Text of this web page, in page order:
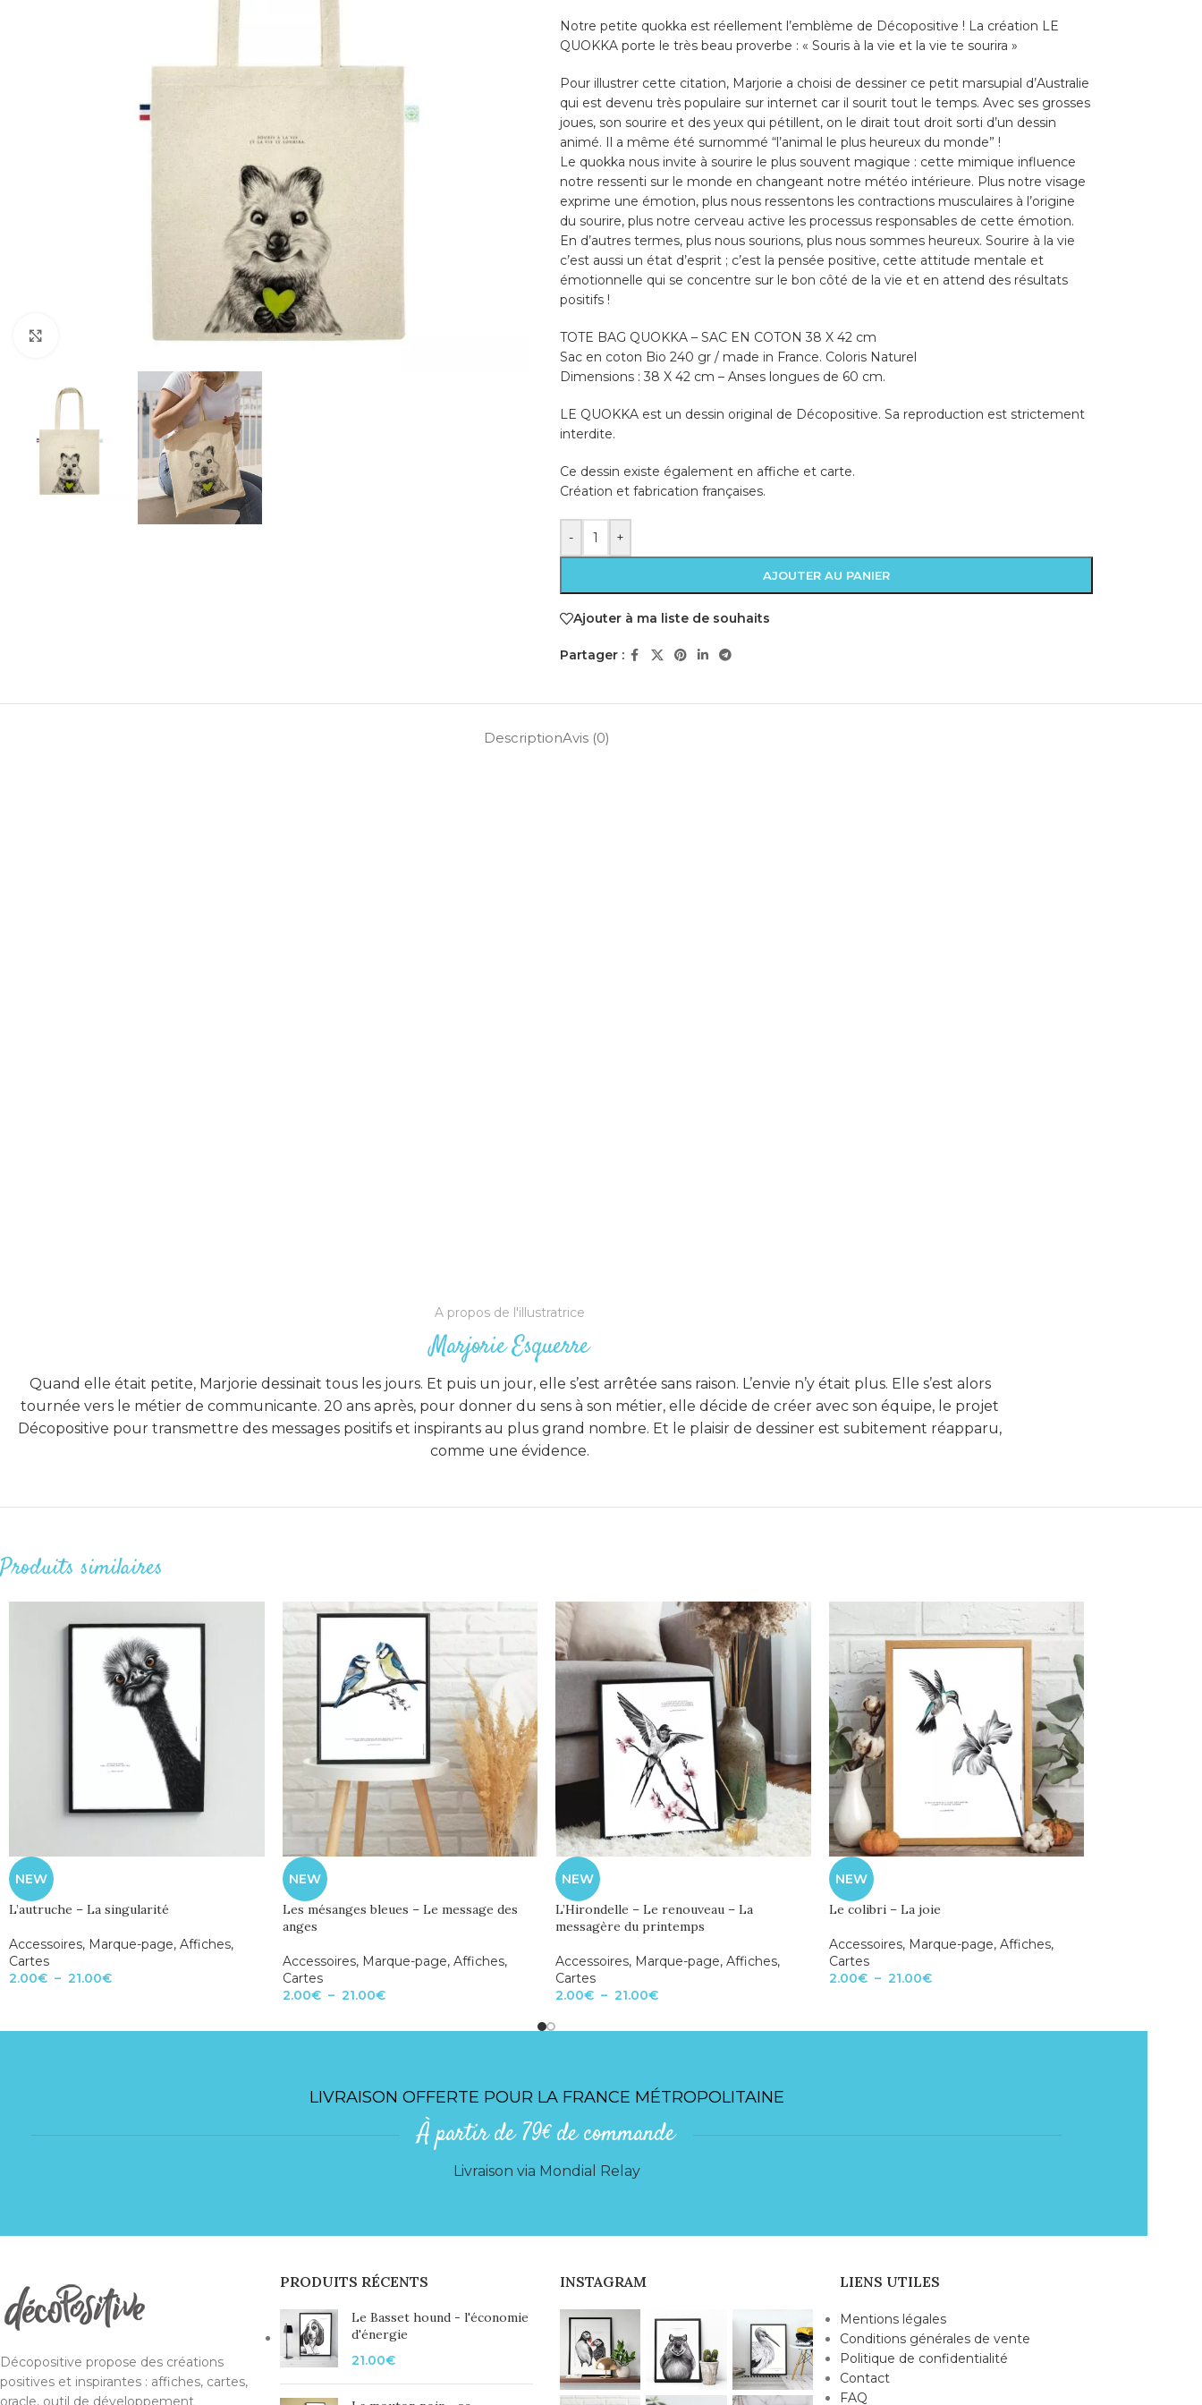
Notre petite quokka est réellement l’emblème de Décopositive ! La création LE
QUOKKA porte le très beau proverbe : « Souris à la vie et la vie te sourira »
Pour illustrer cette citation, Marjorie a choisi de dessiner ce petit marsupial d’Australie
qui est devenu très populaire sur internet car il sourit tout le temps. Avec ses grosses
joues, son sourire et des yeux qui pétillent, on le dirait tout droit sorti d’un dessin
animé. Il a même été surnommé “l’animal le plus heureux du monde” !
Le quokka nous invite à sourire le plus souvent magique : cette mimique influence
notre ressenti sur le monde en changeant notre météo intérieure. Plus notre visage
exprime une émotion, plus nous ressentons les contractions musculaires à l’origine
du sourire, plus notre cerveau active les processus responsables de cette émotion.
En d’autres termes, plus nous sourions, plus nous sommes heureux. Sourire à la vie
c’est aussi un état d’esprit ; c’est la pensée positive, cette attitude mentale et
émotionnelle qui se concentre sur le bon côté de la vie et en attend des résultats
positifs !
TOTE BAG QUOKKA – SAC EN COTON 38 X 42 cm
Sac en coton Bio 240 gr / made in France. Coloris Naturel
Dimensions : 38 X 42 cm – Anses longues de 60 cm.
LE QUOKKA est un dessin original de Décopositive. Sa reproduction est strictement
interdite.
Ce dessin existe également en affiche et carte.
Création et fabrication françaises.
- +
AJOUTER AU PANIER
Ajouter à ma liste de souhaits
Partager :
DescriptionAvis (0)
A propos de l'illustratrice
Marjorie Esquerre
Quand elle était petite, Marjorie dessinait tous les jours. Et puis un jour, elle s’est arrêtée sans raison. L’envie n’y était plus. Elle s’est alors
tournée vers le métier de communicante. 20 ans après, pour donner du sens à son métier, elle décide de créer avec son équipe, le projet
Décopositive pour transmettre des messages positifs et inspirants au plus grand nombre. Et le plaisir de dessiner est subitement réapparu,
comme une évidence.
Produits similaires
NEW
L’autruche – La singularité
Accessoires, Marque-page, Affiches,
Cartes
2.00€ – 21.00€
NEW
Les mésanges bleues – Le message des
anges
Accessoires, Marque-page, Affiches,
Cartes
2.00€ – 21.00€
NEW
L’Hirondelle – Le renouveau – La
messagère du printemps
Accessoires, Marque-page, Affiches,
Cartes
2.00€ – 21.00€
NEW
Le colibri – La joie
Accessoires, Marque-page, Affiches,
Cartes
2.00€ – 21.00€
LIVRAISON OFFERTE POUR LA FRANCE MÉTROPOLITAINE
À partir de 79€ de commande
Livraison via Mondial Relay
Décopositive propose des créations
positives et inspirantes : affiches, cartes,
PRODUITS RÉCENTS
Le Basset hound - l'économie
d'énergie
21.00€
INSTAGRAM LIENS UTILES
Mentions légales
Conditions générales de vente
Politique de confidentialité
Contact
FAQ